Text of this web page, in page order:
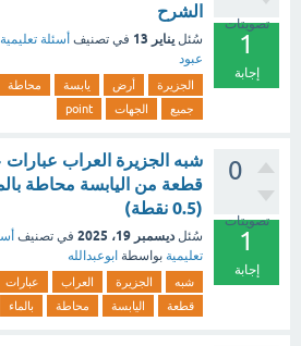
تصويتات
1
إجابة
الشرح
سُئل يناير 13 في تصنيف أسئلة تعليمية
عبود
الجزيرة أرض يابسة محاطة
جميع
الجهات point
0
تصويتات
1
إجابة
شبه الجزيرة العراب
قطعة من اليابسة محاطة
(0.5 نقطة)
سُئل ديسمبر 19، 2025 في تصنيف
تعليمية بواسطة ابوعبدالله
شبه الجزيرة العراب
عبارات
قطعة
اليابسة محاطة بالماء